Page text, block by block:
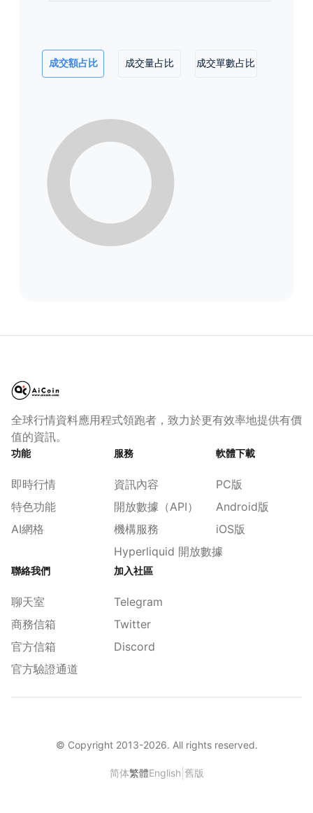
成交額占比 成交量占比 成交單數占比
全球行情資料應用程式領跑者，致力於更有效率地提供有價
值的資訊。
功能
即時行情
特色功能
AI網格
服務
資訊內容
開放數據（API）
機構服務
Hyperliquid 開放數據
軟體下載
PC版
Android版
iOS版
聯絡我們
聊天室
商務信箱
官方信箱
官方驗證通道
加入社區
Telegram
Twitter
Discord
© Copyright 2013-2026. All rights reserved.
简体繁體English 舊版